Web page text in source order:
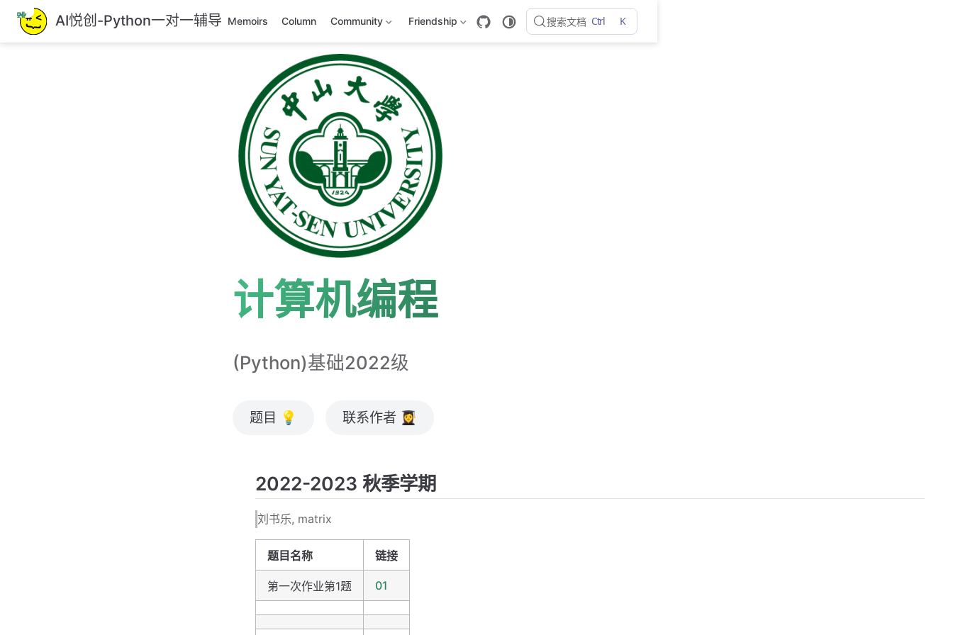
跳
至
主
AI悦创-Python一对一辅导 Memoirs Column Community Friendship 搜索文档 Ctrl K
计算机编程
(Python)基础2022级
题目 💡 联系作者 👩‍🎓
2022-2023 秋季学期
刘书乐, matrix
题目名称 链接
第一次作业第1题 01